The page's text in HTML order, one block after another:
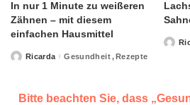
In nur 1 Minute zu weißeren
Zähnen – mit diesem
einfachen Hausmittel
PostedRicarda Gesundheit Rezepte
Bitte beachten Sie, dass